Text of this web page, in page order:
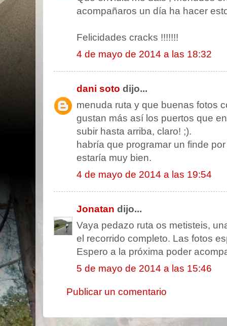
acompañaros un día ha hacer
Felicidades cracks !!!!!!!
4 de mayo de 2014 a las 18:32
dani soto dijo...
menuda ruta y que buenas fotos
gustan más así los puertos que
subir hasta arriba, claro! ;).
habría que programar un finde
estaría muy bien.
4 de mayo de 2014 a las 19:54
Jonatan dijo...
Vaya pedazo ruta os metisteis,
el recorrido completo. Las fotos
Espero a la próxima poder
5 de mayo de 2014 a las 15:46
Publicar un comentario